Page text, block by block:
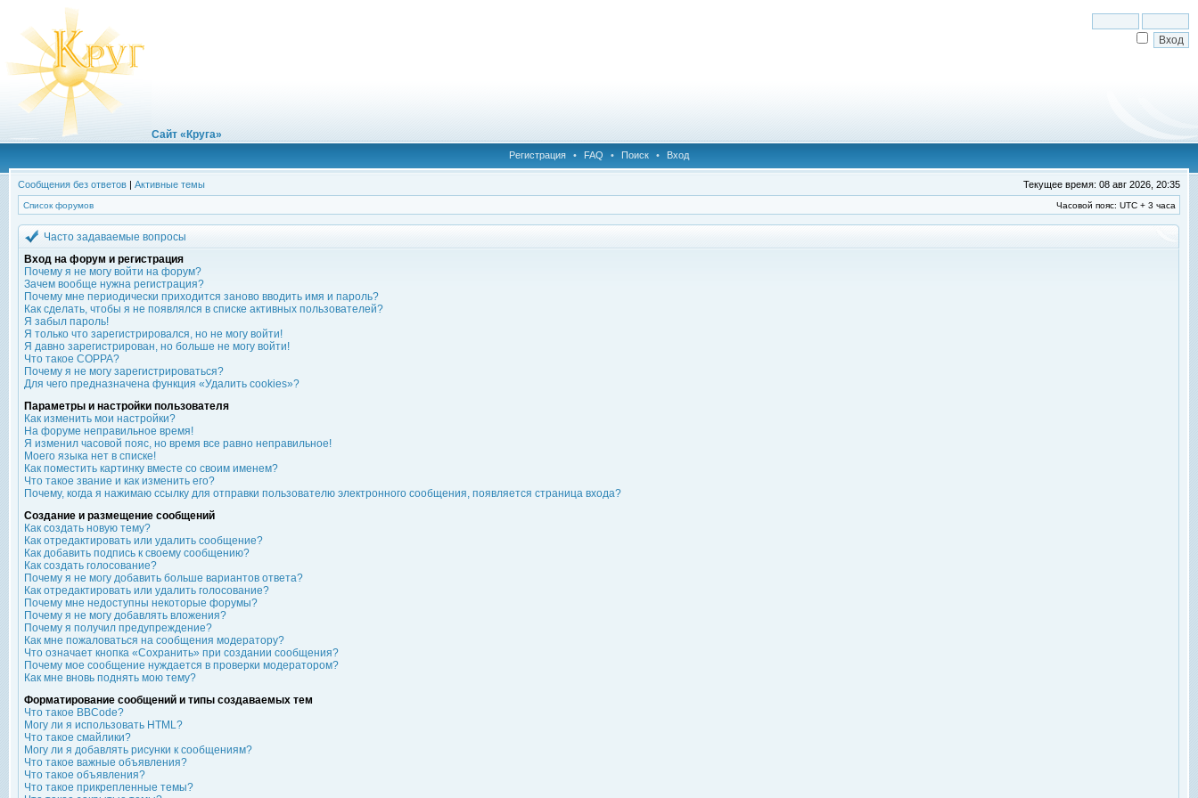
Сайт «Круга»
Регистрация • FAQ • Поиск • Вход
Сообщения без ответов | Активные темы Текущее время: 08 авг 2026, 20:35
Список форумов Часовой пояс: UTC + 3 часа
Часто задаваемые вопросы
Вход на форум и регистрация
Почему я не могу войти на форум?
Зачем вообще нужна регистрация?
Почему мне периодически приходится заново вводить имя и пароль?
Как сделать, чтобы я не появлялся в списке активных пользователей?
Я забыл пароль!
Я только что зарегистрировался, но не могу войти!
Я давно зарегистрирован, но больше не могу войти!
Что такое COPPA?
Почему я не могу зарегистрироваться?
Для чего предназначена функция «Удалить cookies»?
Параметры и настройки пользователя
Как изменить мои настройки?
На форуме неправильное время!
Я изменил часовой пояс, но время все равно неправильное!
Моего языка нет в списке!
Как поместить картинку вместе со своим именем?
Что такое звание и как изменить его?
Почему, когда я нажимаю ссылку для отправки пользователю электронного сообщения, появляется страница входа?
Создание и размещение сообщений
Как создать новую тему?
Как отредактировать или удалить сообщение?
Как добавить подпись к своему сообщению?
Как создать голосование?
Почему я не могу добавить больше вариантов ответа?
Как отредактировать или удалить голосование?
Почему мне недоступны некоторые форумы?
Почему я не могу добавлять вложения?
Почему я получил предупреждение?
Как мне пожаловаться на сообщения модератору?
Что означает кнопка «Сохранить» при создании сообщения?
Почему мое сообщение нуждается в проверки модератором?
Как мне вновь поднять мою тему?
Форматирование сообщений и типы создаваемых тем
Что такое BBCode?
Могу ли я использовать HTML?
Что такое смайлики?
Могу ли я добавлять рисунки к сообщениям?
Что такое важные объявления?
Что такое объявления?
Что такое прикрепленные темы?